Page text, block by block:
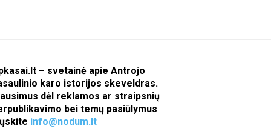
– svetainė apie Antrojo
karo istorijos skeveldras.
dėl reklamos ar straipsnių
bei temų pasiūlymus
info@nodum.lt